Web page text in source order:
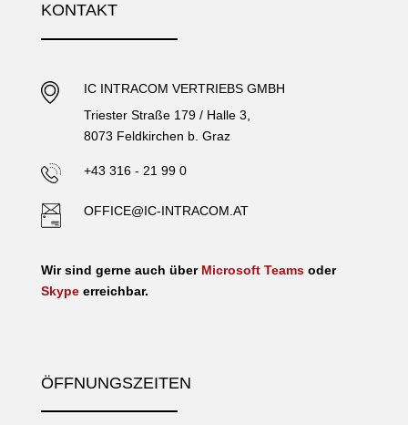
KONTAKT
IC INTRACOM VERTRIEBS GMBH
Triester Straße 179 / Halle 3,
8073 Feldkirchen b. Graz
+43 316 - 21 99 0
OFFICE@IC-INTRACOM.AT
Wir sind gerne auch über Microsoft Teamsoder
Skypeerreichbar.
ÖFFNUNGSZEITEN